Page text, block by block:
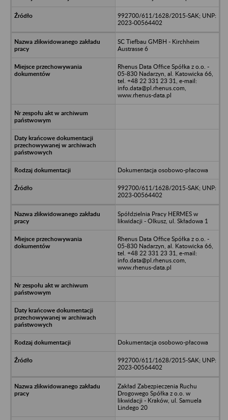
992700/611/1628/2015-SAK; UNP:
2023-00564402
SC Tiefbau GMBH - Kirchheim
Austrasse 6
Rhenus Data Office Spółka z o.o. -
05-830 Nadarzyn, al. Katowicka 66,
tel. +48 22 331 23 31, e-mail:
info.data@pl.rhenus.com,
www.rhenus-data.pl
Dokumentacja osobowo-płacowa
992700/611/1628/2015-SAK; UNP:
2023-00564402
Spółdzielnia Pracy HERMES w
likwidacji - Olkusz, ul. Składowa 1
Rhenus Data Office Spółka z o.o. -
05-830 Nadarzyn, al. Katowicka 66,
tel. +48 22 331 23 31, e-mail:
info.data@pl.rhenus.com,
www.rhenus-data.pl
Dokumentacja osobowo-płacowa
992700/611/1628/2015-SAK; UNP:
2023-00564402
Zakład Zabezpieczenia Ruchu
Drogowego Spółka z o.o. w
likwidacji - Kraków, ul. Samuela
Lindego 20